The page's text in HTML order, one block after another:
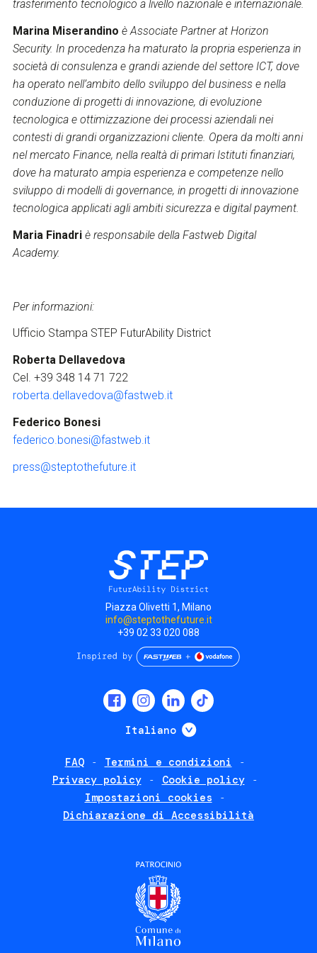
trasferimento tecnologico a livello nazionale e internazionale.
Marina Miserandino è Associate Partner at Horizon
Security. In procedenza ha maturato la propria esperienza in
società di consulenza e grandi aziende del settore ICT, dove
ha operato nell’ambito dello sviluppo del business e nella
conduzione di progetti di innovazione, di evoluzione
tecnologica e ottimizzazione dei processi aziendali nei
contesti di grandi organizzazioni cliente. Opera da molti anni
nel mercato Finance, nella realtà di primari Istituti finanziari,
dove ha maturato ampia esperienza e competenze nello
sviluppo di modelli di governance, in progetti di innovazione
tecnologica applicati agli ambiti sicurezza e digital payment.
Maria Finadri è responsabile della Fastweb Digital
Academy.
Per informazioni:
Ufficio Stampa STEP FuturAbility District
Roberta Dellavedova
Cel. +39 348 14 71 722
roberta.dellavedova@fastweb.it
Federico Bonesi
federico.bonesi@fastweb.it
press@steptothefuture.it
Piazza Olivetti 1, Milano
info@steptothefuture.it
+39 02 33 020 088
Italiano Mostra ulteriori
FAQ
Termini e condizioni
Privacy policy
Cookie policy
Impostazioni cookies
Dichiarazione di Accessibilità